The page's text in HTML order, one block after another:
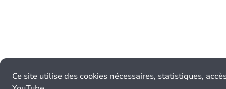
Ce site utilise des cookies nécessaires, statistiques,